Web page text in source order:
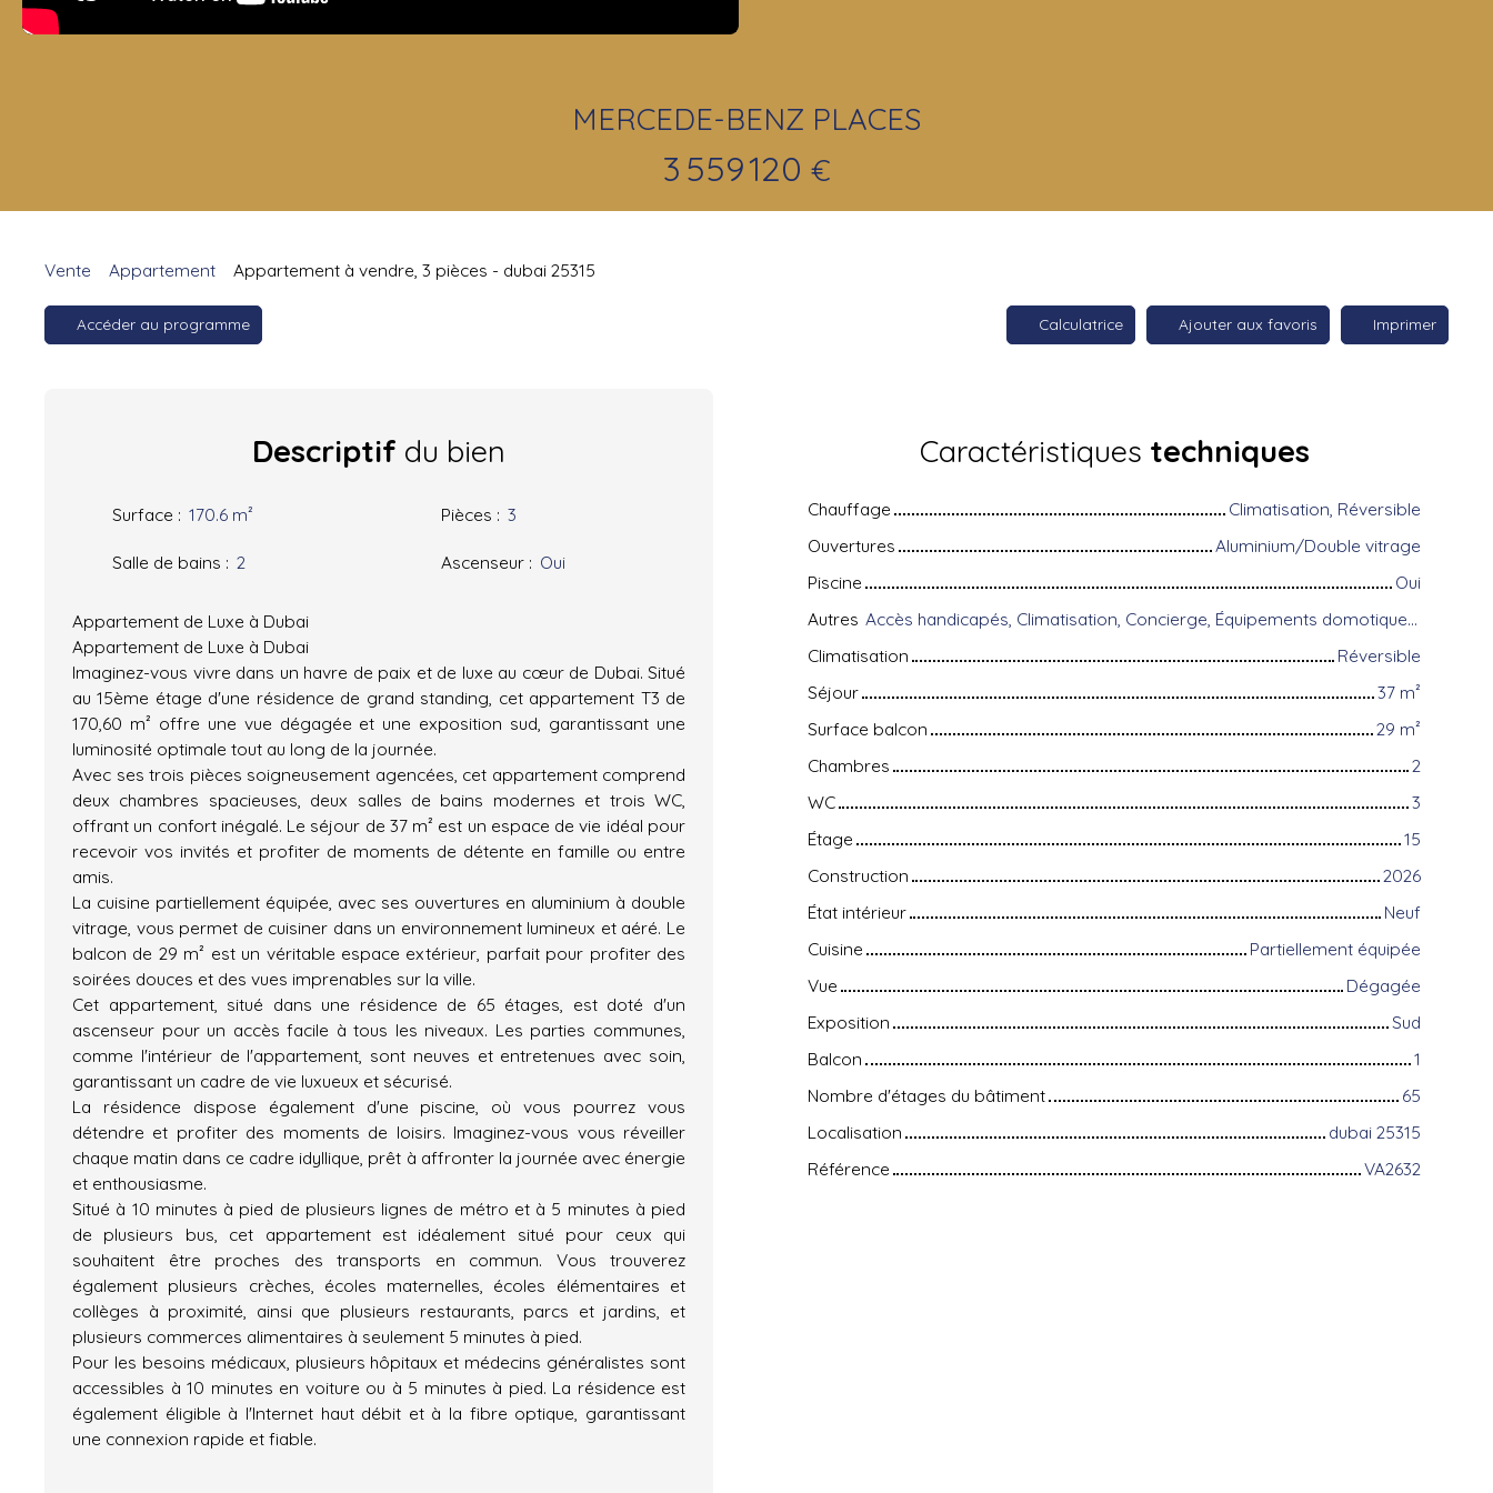
MERCEDE-BENZ PLACES
3 559 120 €
Vente Appartement Appartement à vendre, 3 pièces - dubai 25315
Accéder au programme Calculatrice Ajouter aux favoris Imprimer
Descriptif du bien
Surface : 170.6 m² Pièces : 3
Salle de bains : 2 Ascenseur : Oui
Appartement de Luxe à Dubai
Appartement de Luxe à Dubai
Imaginez-vous vivre dans un havre de paix et de luxe au cœur de Dubai. Situé
au 15ème étage d'une résidence de grand standing, cet appartement T3 de
170,60 m² offre une vue dégagée et une exposition sud, garantissant une
luminosité optimale tout au long de la journée.
Avec ses trois pièces soigneusement agencées, cet appartement comprend
deux chambres spacieuses, deux salles de bains modernes et trois WC,
offrant un confort inégalé. Le séjour de 37 m² est un espace de vie idéal pour
recevoir vos invités et profiter de moments de détente en famille ou entre
amis.
La cuisine partiellement équipée, avec ses ouvertures en aluminium à double
vitrage, vous permet de cuisiner dans un environnement lumineux et aéré. Le
balcon de 29 m² est un véritable espace extérieur, parfait pour profiter des
soirées douces et des vues imprenables sur la ville.
Cet appartement, situé dans une résidence de 65 étages, est doté d'un
ascenseur pour un accès facile à tous les niveaux. Les parties communes,
comme l'intérieur de l'appartement, sont neuves et entretenues avec soin,
garantissant un cadre de vie luxueux et sécurisé.
La résidence dispose également d'une piscine, où vous pourrez vous
détendre et profiter des moments de loisirs. Imaginez-vous vous réveiller
chaque matin dans ce cadre idyllique, prêt à affronter la journée avec énergie
et enthousiasme.
Situé à 10 minutes à pied de plusieurs lignes de métro et à 5 minutes à pied
de plusieurs bus, cet appartement est idéalement situé pour ceux qui
souhaitent être proches des transports en commun. Vous trouverez
également plusieurs crèches, écoles maternelles, écoles élémentaires et
collèges à proximité, ainsi que plusieurs restaurants, parcs et jardins, et
plusieurs commerces alimentaires à seulement 5 minutes à pied.
Pour les besoins médicaux, plusieurs hôpitaux et médecins généralistes sont
accessibles à 10 minutes en voiture ou à 5 minutes à pied. La résidence est
également éligible à l'Internet haut débit et à la fibre optique, garantissant
une connexion rapide et fiable.
Caractéristiques techniques
Chauffage
Climatisation, Réversible
Ouvertures
Aluminium/Double vitrage
Piscine
Oui
Autres
Accès handicapés, Climatisation, Concierge, Équipements domotiques, Fibre optique, Gardien, Interphone, Portail motorisé, Porte blindée, Système d'alarme, Visiophone, Volets électriques
Climatisation
Réversible
Séjour
37 m²
Surface balcon
29 m²
Chambres
2
WC
3
Étage
15
Construction
2026
État intérieur
Neuf
Cuisine
Partiellement équipée
Vue
Dégagée
Exposition
Sud
Balcon
1
Nombre d'étages du bâtiment
65
Localisation
dubai 25315
Référence
VA2632